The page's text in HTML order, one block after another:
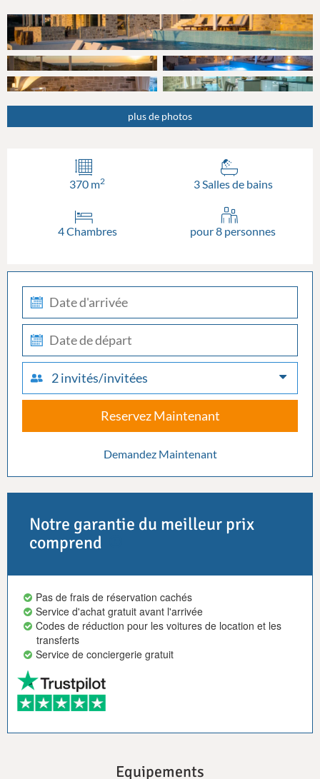
plus de photos
370 m2 3 Salles de bains
4 Chambres pour 8 personnes
in
out
2 invités/invitées
Reservez Maintenant
Demandez Maintenant
Notre garantie du meilleur prix
comprend
Pas de frais de réservation cachés
Service d'achat gratuit avant l'arrivée
Codes de réduction pour les voitures de location et les
transferts
Service de conciergerie gratuit
Equipements